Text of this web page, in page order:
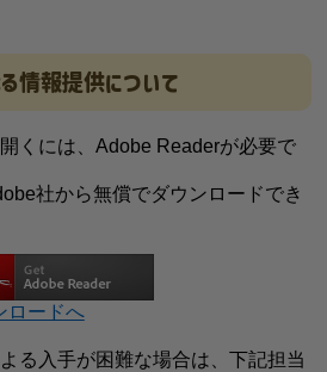
情報提供について
くには、Adobe Readerが必要で
社から無償でダウンロードでき
ロードへ
る入手が困難な場合は、下記担当